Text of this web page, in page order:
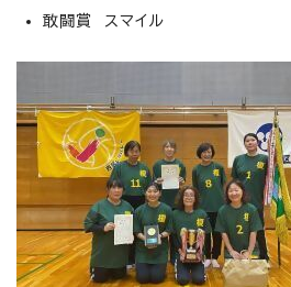
敢闘賞 スマイル